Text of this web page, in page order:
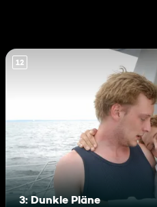
12
3: Dunkle Pläne